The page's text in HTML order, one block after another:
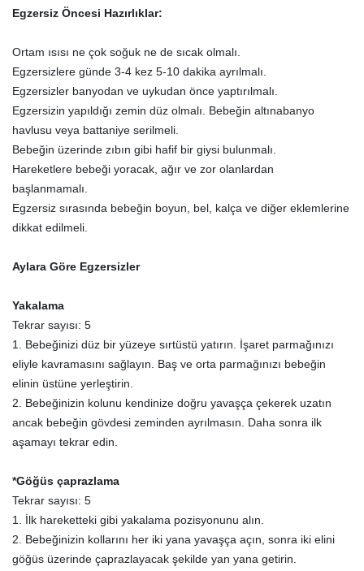
Egzersiz Öncesi Hazırlıklar:
Ortam ısısı ne çok soğuk ne de sıcak olmalı.
Egzersizlere günde 3-4 kez 5-10 dakika ayrılmalı.
Egzersizler banyodan ve uykudan önce yaptırılmalı.
Egzersizin yapıldığı zemin düz olmalı. Bebeğin altınabanyo
havlusu veya battaniye serilmeli.
Bebeğin üzerinde zıbın gibi hafif bir giysi bulunmalı.
Hareketlere bebeği yoracak, ağır ve zor olanlardan
başlanmamalı.
Egzersiz sırasında bebeğin boyun, bel, kalça ve diğer eklemlerine
dikkat edilmeli.
Aylara Göre Egzersizler
Yakalama
Tekrar sayısı: 5
1. Bebeğinizi düz bir yüzeye sırtüstü yatırın. İşaret parmağınızı
eliyle kavramasını sağlayın. Baş ve orta parmağınızı bebeğin
elinin üstüne yerleştirin.
2. Bebeğinizin kolunu kendinize doğru yavaşça çekerek uzatın
ancak bebeğin gövdesi zeminden ayrılmasın. Daha sonra ilk
aşamayı tekrar edin.
*Göğüs çaprazlama
Tekrar sayısı: 5
1. İlk hareketteki gibi yakalama pozisyonunu alın.
2. Bebeğinizin kollarını her iki yana yavaşça açın, sonra iki elini
göğüs üzerinde çaprazlayacak şekilde yan yana getirin.